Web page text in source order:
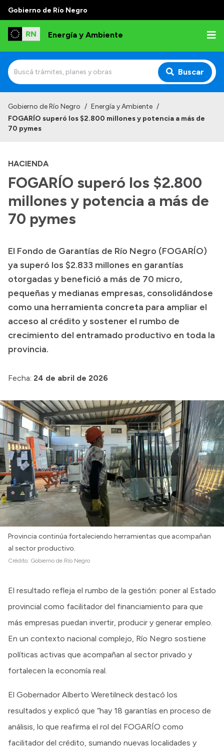
Gobierno de Río Negro
Energía y Ambiente
Buscar
Institucional
Autoridades
Normativa
Reportes
Presupuesto
Boletín Oficial
Compras y licitaciones
Consulta de expedientes
Consulta de pago a proveedores
Convocatorias
Login
Gobierno de Río Negro / Energía y Ambiente /
FOGARÍO superó los $2.800 millones y potencia a más de
70 pymes
HACIENDA
FOGARÍO superó los $2.800
millones y potencia a más de
70 pymes
El Fondo de Garantías de Río Negro (FOGARÍO)
ya superó los $2.833 millones en garantías
otorgadas y benefició a más de 70 micro,
pequeñas y medianas empresas, consolidándose
como una herramienta concreta para ampliar el
acceso al crédito y sostener el rumbo de
crecimiento del entramado productivo en toda la
provincia.
Fecha: 24 de abril de 2026
Provincia continúa fortaleciendo herramientas que acompañan
al sector productivo.
Crédito: Gobierno de Río Negro
El resultado refleja el rumbo de la gestión: poner al Estado
provincial como facilitador del financiamiento para que
más empresas puedan invertir, producir y generar empleo.
En un contexto nacional complejo, Río Negro sostiene
políticas activas que acompañan al sector privado y
fortalecen la economía real.
El Gobernador Alberto Weretilneck destacó los
resultados y explicó que “hay 18 garantías en proceso de
análisis, lo que reafirma el rol del FOGARÍO como
facilitador del crédito, sumando nuevas localidades y